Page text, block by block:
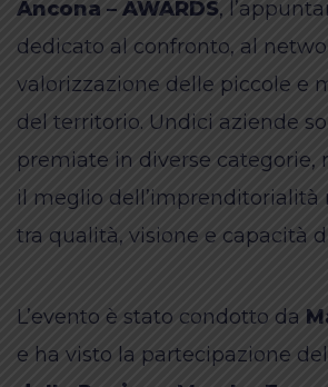
Ancona – AWARDS,
dedicato al confronto, al
valorizzazione delle piccole e
del territorio. Undici aziende
premiate in diverse categorie,
il meglio dell’imprenditorialità
tra qualità, visione e capacità
L’evento è stato condotto da
e ha visto la partecipazione del